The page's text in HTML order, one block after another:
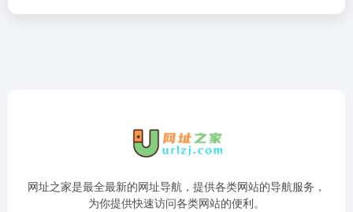
网址之家是最全最新的网址导航，提供各类网站的导航服务，
为你提供快速访问各类网站的便利。